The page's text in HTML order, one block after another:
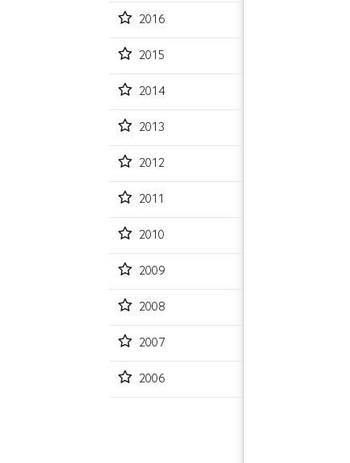
2016
2015
2014
2013
2012
2011
2010
2009
2008
2007
2006